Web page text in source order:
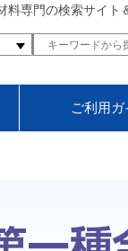
専門の検索サイ
ご利用ガ